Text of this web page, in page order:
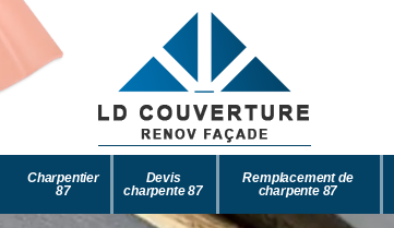
Charpentier
87
Devis
charpente 87
Remplacement de
charpente 87